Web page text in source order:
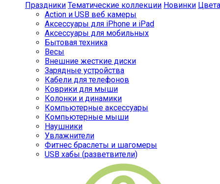
Праздники Тематические коллекции Новинки Цвета
Action и USB веб камеры
Аксессуары для iPhone и iPad
Аксессуары для мобильных
Бытовая техника
Весы
Внешние жесткие диски
Зарядные устройства
Кабели для телефонов
Коврики для мыши
Колонки и динамики
Компьютерные аксессуары
Компьютерные мыши
Наушники
Увлажнители
Фитнес браслеты и шагомеры
USB хабы (разветвители)